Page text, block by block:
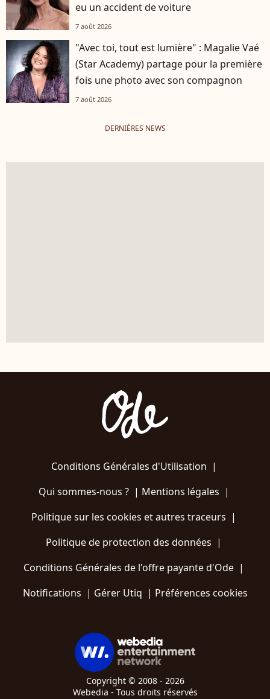
eu un accident de voiture
7 août 2026
"Avec toi, tout est lumière" : Magalie Vaé
(Star Academy) partage pour la première
fois une photo avec son compagnon
7 août 2026
DERNIÈRES NEWS
Conditions Générales d'Utilisation |
Qui sommes-nous ?| Mentions légales |
Politique sur les cookies et autres traceurs |
Politique de protection des données |
Conditions Générales de l'offre payante d'Ode |
Notifications | Gérer Utiq | Préférences cookies
Copyright © 2008 - 2026
Webedia - Tous droits réservés